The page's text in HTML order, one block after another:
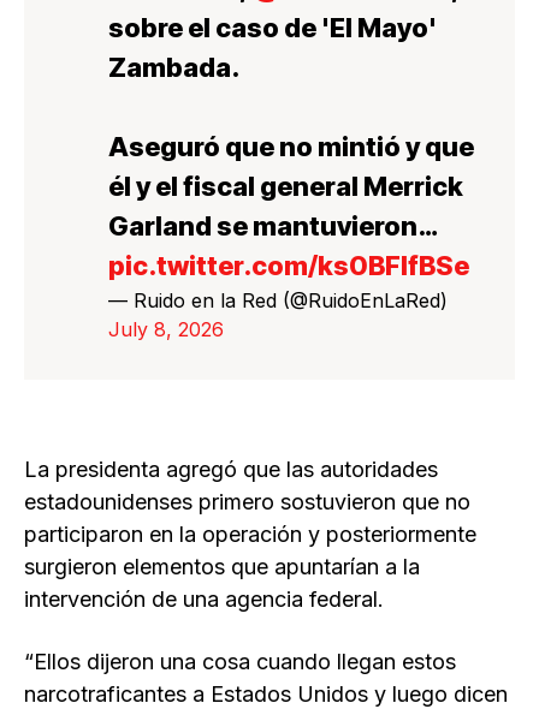
sobre el caso de 'El Mayo'
Zambada.
Aseguró que no mintió y que
él y el fiscal general Merrick
Garland se mantuvieron…
pic.twitter.com/ks0BFIfBSe
— Ruido en la Red (@RuidoEnLaRed)
July 8, 2026
La presidenta agregó que las autoridades
estadounidenses primero sostuvieron que no
participaron en la operación y posteriormente
surgieron elementos que apuntarían a la
intervención de una agencia federal.
“Ellos dijeron una cosa cuando llegan estos
narcotraficantes a Estados Unidos y luego dicen